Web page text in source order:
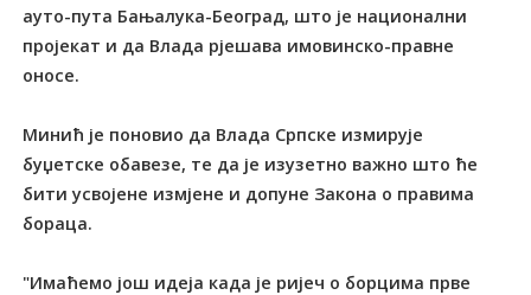
ауто-пута Бањалука-Београд, што је национални
пројекат и да Влада рјешава имовинско-правне
оносе.
Минић је поновио да Влада Српске измирује
буџетске обавезе, те да је изузетно важно што ће
бити усвојене измјене и допуне Закона о правима
бораца.
"Имаћемо још идеја када је ријеч о борцима прве